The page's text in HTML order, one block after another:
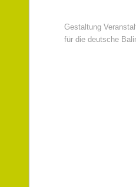
Gestaltung
für die deutsche